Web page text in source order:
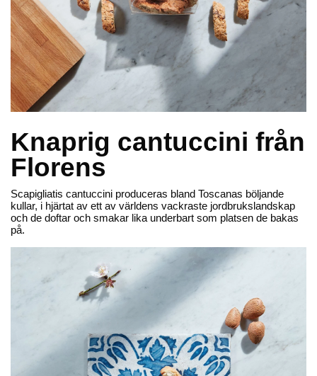
Knaprig cantuccini från
Florens
Scapigliatis cantuccini produceras bland Toscanas böljande
kullar, i hjärtat av ett av världens vackraste jordbrukslandskap
och de doftar och smakar lika underbart som platsen de bakas
på.
Scapigliati
Brutti e Buoni Citron
Lägg till 95,00 kr Lägg till 95,00 kr
Nyhet
Scapigliati